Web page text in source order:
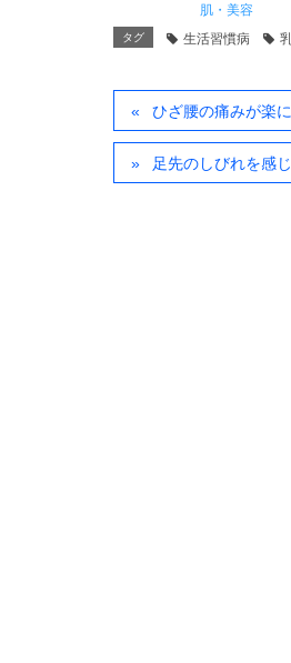
肌・美容
タグ 生活習慣病
ひざ腰の痛みが楽
足先のしびれを感